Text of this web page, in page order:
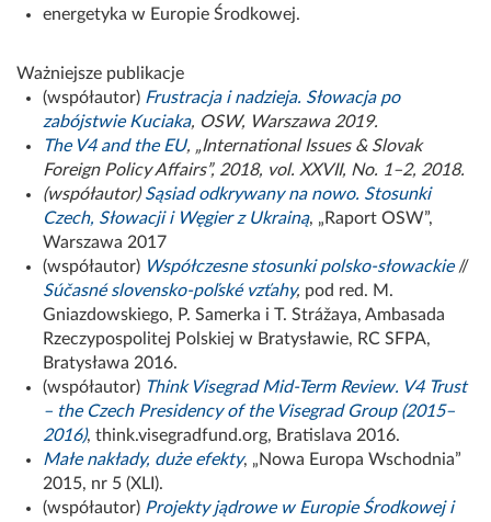
energetyka w Europie Środkowej.
Ważniejsze publikacje
(współautor) Frustracja i nadzieja. Słowacja po
zabójstwie Kuciaka, OSW, Warszawa 2019.
The V4 and the EU, „International Issues & Slovak
Foreign Policy Affairs”, 2018, vol. XXVII, No. 1–2, 2018.
(współautor)Sąsiad odkrywany na nowo. Stosunki
Czech, Słowacji i Węgier z Ukrainą, „Raport OSW”,
Warszawa 2017
(współautor) Współczesne stosunki polsko-słowackie//
Súčasné slovensko-poľské vzťahy, pod red. M.
Gniazdowskiego, P. Samerka i T. Strážaya, Ambasada
Rzeczypospolitej Polskiej w Bratysławie, RC SFPA,
Bratysława 2016.
(współautor) Think Visegrad Mid-Term Review. V4 Trust
– the Czech Presidency of the Visegrad Group (2015–
2016), think.visegradfund.org, Bratislava 2016.
Małe nakłady, duże efekty, „Nowa Europa Wschodnia”
2015, nr 5 (XLI).
(współautor) Projekty jądrowe w Europie Środkowej i